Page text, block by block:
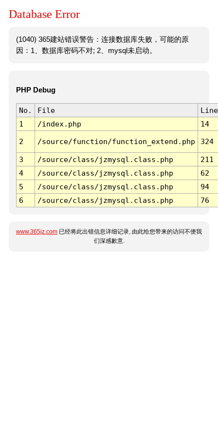
Database Error
(1040) 365建站错误警告：连接数据库失败，可能的原
因：1、数据库密码不对; 2、mysql未启动。
PHP Debug
No. File
Line
1
/index.php 14
2 /source/function/function_extend.php 324
3 /source/class/jzmysql.class.php
211
4
/source/class/jzmysql.class.php
62
5
/source/class/jzmysql.class.php
94
6
/source/class/jzmysql.class.php 76
www.365jz.com 已经将此出错信息详细记录, 由此给您带来的访问不便我
们深感歉意.